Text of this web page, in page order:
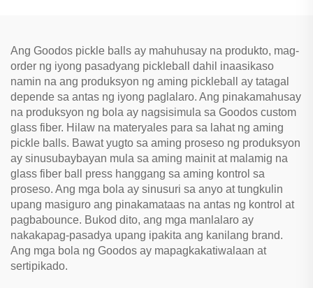
Ang Goodos pickle balls ay mahuhusay na produkto, mag-
order ng iyong pasadyang pickleball dahil inaasikaso
namin na ang produksyon ng aming pickleball ay tatagal
depende sa antas ng iyong paglalaro. Ang pinakamahusay
na produksyon ng bola ay nagsisimula sa Goodos custom
glass fiber. Hilaw na materyales para sa lahat ng aming
pickle balls. Bawat yugto sa aming proseso ng produksyon
ay sinusubaybayan mula sa aming mainit at malamig na
glass fiber ball press hanggang sa aming kontrol sa
proseso. Ang mga bola ay sinusuri sa anyo at tungkulin
upang masiguro ang pinakamataas na antas ng kontrol at
pagbabounce. Bukod dito, ang mga manlalaro ay
nakakapag-pasadya upang ipakita ang kanilang brand.
Ang mga bola ng Goodos ay mapagkakatiwalaan at
sertipikado.